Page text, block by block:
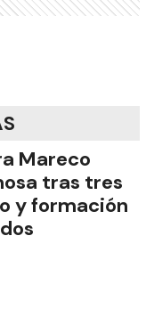
Mareco
tras tres
y formación